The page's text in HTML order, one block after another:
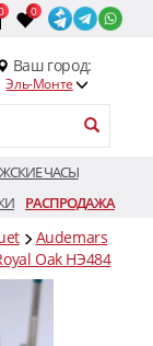
0
Ваш город:
Эль-Монте
ЧАСЫ
РАСПРОДАЖА
Audemars
Oak HЭ484